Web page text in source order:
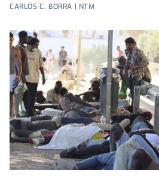
CARLOS C. BORRA | NTM